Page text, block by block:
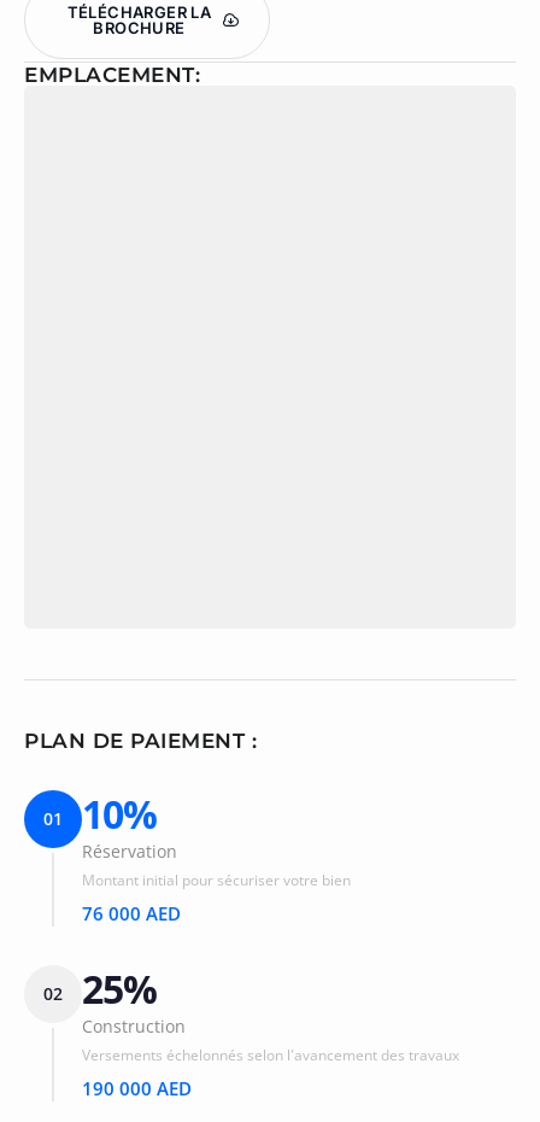
TÉLÉCHARGER LA
BROCHURE
EMPLACEMENT:
PLAN DE PAIEMENT :
01 10%
Réservation
Montant initial pour sécuriser votre bien
76 000 AED
02 25%
Construction
Versements échelonnés selon l'avancement des travaux
190 000 AED